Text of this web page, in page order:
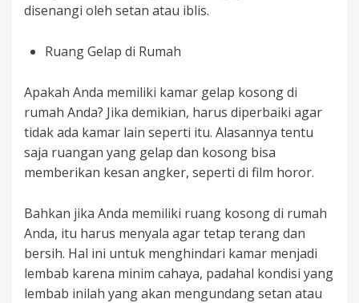
disenangi oleh setan atau iblis.
Ruang Gelap di Rumah
Apakah Anda memiliki kamar gelap kosong di
rumah Anda? Jika demikian, harus diperbaiki agar
tidak ada kamar lain seperti itu. Alasannya tentu
saja ruangan yang gelap dan kosong bisa
memberikan kesan angker, seperti di film horor.
Bahkan jika Anda memiliki ruang kosong di rumah
Anda, itu harus menyala agar tetap terang dan
bersih. Hal ini untuk menghindari kamar menjadi
lembab karena minim cahaya, padahal kondisi yang
lembab inilah yang akan mengundang setan atau